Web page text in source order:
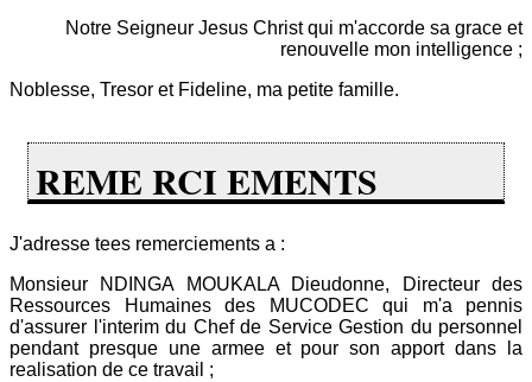
Notre Seigneur Jesus Christ qui m'accorde sa grace et
renouvelle mon intelligence ;
Noblesse, Tresor et Fideline, ma petite famille.
REME RCI EMENTS
J'adresse tees remerciements a :
Monsieur NDINGA MOUKALA Dieudonne, Directeur des
Ressources Humaines des MUCODEC qui m'a pennis
d'assurer l'interim du Chef de Service Gestion du personnel
pendant presque une armee et pour son apport dans la
realisation de ce travail ;